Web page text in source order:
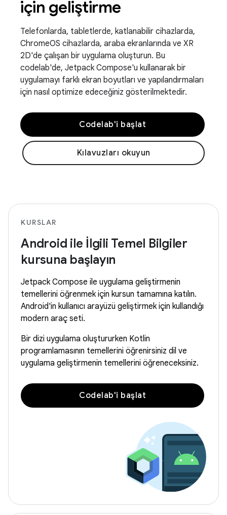
için geliştirme
Telefonlarda, tabletlerde, katlanabilir cihazlarda,
ChromeOS cihazlarda, araba ekranlarında ve XR
2D'de çalışan bir uygulama oluşturun. Bu
codelab'de, Jetpack Compose'u kullanarak bir
uygulamayı farklı ekran boyutları ve yapılandırmaları
için nasıl optimize edeceğiniz gösterilmektedir.
Codelab'i başlat
Kılavuzları okuyun
KURSLAR
Android ile İlgili Temel Bilgiler
kursuna başlayın
Jetpack Compose ile uygulama geliştirmenin
temellerini öğrenmek için kursun tamamına katılın.
Android'in kullanıcı arayüzü geliştirmek için kullandığı
modern araç seti.
Bir dizi uygulama oluştururken Kotlin
programlamasının temellerini öğrenirsiniz dil ve
uygulama geliştirmenin temellerini öğreneceksiniz.
Codelab'i başlat